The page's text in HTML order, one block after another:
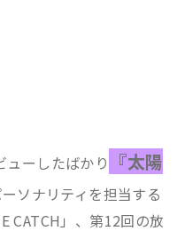
ーしたばかり
『太陽
ソナリティを担当する
CATCH」、第12回の放